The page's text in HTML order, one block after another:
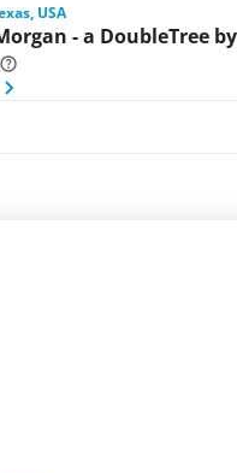
USA
- a DoubleTree